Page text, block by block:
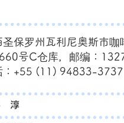
圣保罗州瓦利尼奥斯市
号C仓库，邮编：
：+55 (11) 94833-3737
淳